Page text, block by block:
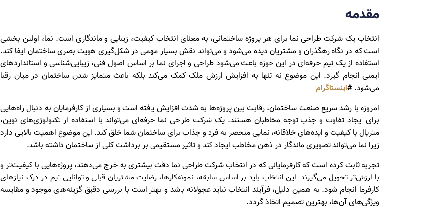
مقدمه
انتخاب یک شرکت طراحی نما برای هر پروژه ساختمانی، به معنای انتخاب کیفیت، زیبایی و ماندگاری است. نما، اولین بخشی
است که در نگاه رهگذران و مشتریان دیده می‌شود و می‌تواند نقش بسیار مهمی در شکل‌گیری هویت بصری ساختمان ایفا کند.
استفاده از یک تیم حرفه‌ای در این حوزه باعث می‌شود طراحی و اجرای نما بر اساس اصول فنی، زیبایی‌شناسی و استانداردهای
ایمنی انجام گیرد. این موضوع نه تنها به افزایش ارزش ملک کمک می‌کند بلکه باعث متمایز شدن ساختمان در میان رقبا
می‌شود. #اینستاگرام
امروزه با رشد سریع صنعت ساختمان، رقابت بین پروژه‌ها به شدت افزایش یافته است و بسیاری از کارفرمایان به دنبال راه‌هایی
برای ایجاد تفاوت و جذب توجه مخاطبان هستند. یک شرکت طراحی نما حرفه‌ای می‌تواند با استفاده از تکنولوژی‌های نوین،
متریال با کیفیت و ایده‌های خلاقانه، نمایی منحصر به فرد و جذاب برای ساختمان شما خلق کند. این موضوع اهمیت بالایی دارد
زیرا نما می‌تواند تصویری ماندگار در ذهن مخاطب ایجاد کند و تاثیر مستقیمی بر برداشت کلی از ساختمان داشته باشد.
تجربه ثابت کرده است که کارفرمایانی که در انتخاب شرکت طراحی نما دقت بیشتری به خرج می‌دهند، پروژه‌هایی با کیفیت‌تر و
با ارزش‌تر تحویل می‌گیرند. این انتخاب باید بر اساس سابقه، نمونه‌کارها، رضایت مشتریان قبلی و توانایی تیم در درک نیازهای
کارفرما انجام شود. به همین دلیل، فرآیند انتخاب نباید عجولانه باشد و بهتر است با بررسی دقیق گزینه‌های موجود و مقایسه
ویژگی‌های آن‌ها، بهترین تصمیم اتخاذ گردد.